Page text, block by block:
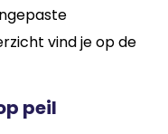
vind je op de
peil